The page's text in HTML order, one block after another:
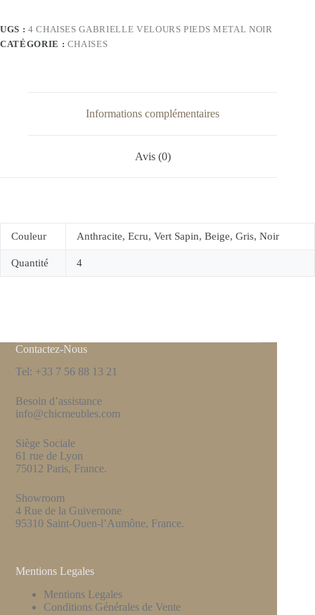
UGS : 4 CHAISES GABRIELLE VELOURS PIEDS METAL NOIR
CATÉGORIE : CHAISES
Informations complémentaires
Avis (0)
Couleur Anthracite, Ecru, Vert Sapin, Beige, Gris, Noir
Quantité 4
Contactez-Nous
Tel: +33 7 56 88 13 21
Besoin d’assistance
info@chicmeubles.com
Siège Sociale
61 rue de Lyon
75012 Paris, France.
Showroom
4 Rue de la Guivernone
95310 Saint-Ouen-l’Aumône, France.
Mentions Legales
Mentions Legales
Conditions Générales de Vente